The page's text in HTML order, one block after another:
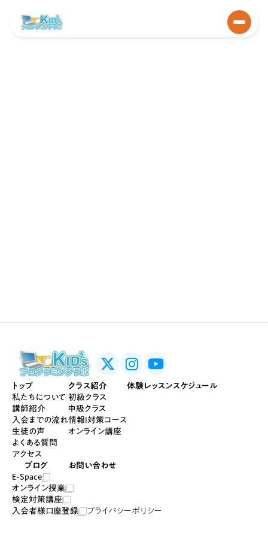
トップ
私たちについて
講師紹介
入会までの流れ
生徒の声
よくある質問
アクセス
クラス紹介
初級クラス
中級クラス
情報I対策コース
オンライン講座
体験レッスンスケジュール
ブログ お問い合わせ
E-Space
オンライン授業
検定対策講座
入会者様口座登録 プライバシーポリシー